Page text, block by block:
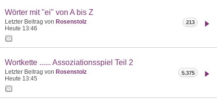
Wörter mit "ei" von A bis Z
Letzter Beitrag von Rosenstolz
Heute 13:46
213
Wortkette ...... Assoziationsspiel Teil 2
Letzter Beitrag von Rosenstolz
Heute 13:45
5.375